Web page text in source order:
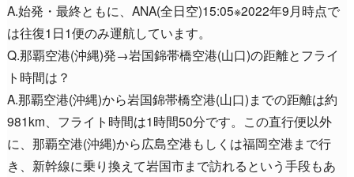
A.始発・最終ともに、ANA(全日空)15:05※2022年9月時点で
は往復1日1便のみ運航しています。
Q.那覇空港(沖縄)発→岩国錦帯橋空港(山口)の距離とフライ
ト時間は？
A.那覇空港(沖縄)から岩国錦帯橋空港(山口)までの距離は約
981km、フライト時間は1時間50分です。この直行便以外
に、那覇空港(沖縄)から広島空港もしくは福岡空港まで行
き、新幹線に乗り換えて岩国市まで訪れるという手段もあ